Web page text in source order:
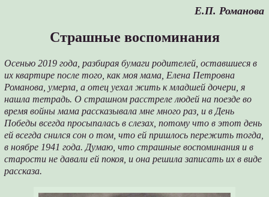
Е.П. Романова
Страшные воспоминания
Осенью 2019 года, разбирая бумаги родителей, оставшиеся в
их квартире после того, как моя мама, Елена Петровна
Романова, умерла, а отец уехал жить к младшей дочери, я
нашла тетрадь. О страшном расстреле людей на поезде во
время войны мама рассказывала мне много раз, и в День
Победы всегда просыпалась в слезах, потому что в этот день
ей всегда снился сон о том, что ей пришлось пережить тогда,
в ноябре 1941 года. Думаю, что страшные воспоминания и в
старости не давали ей покоя, и она решила записать их в виде
рассказа.